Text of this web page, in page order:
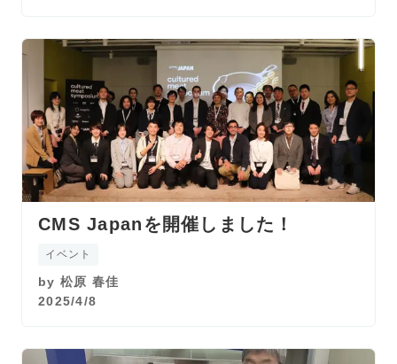
CMS Japanを開催しました！
イベント
by 松原 春佳
2025/4/8